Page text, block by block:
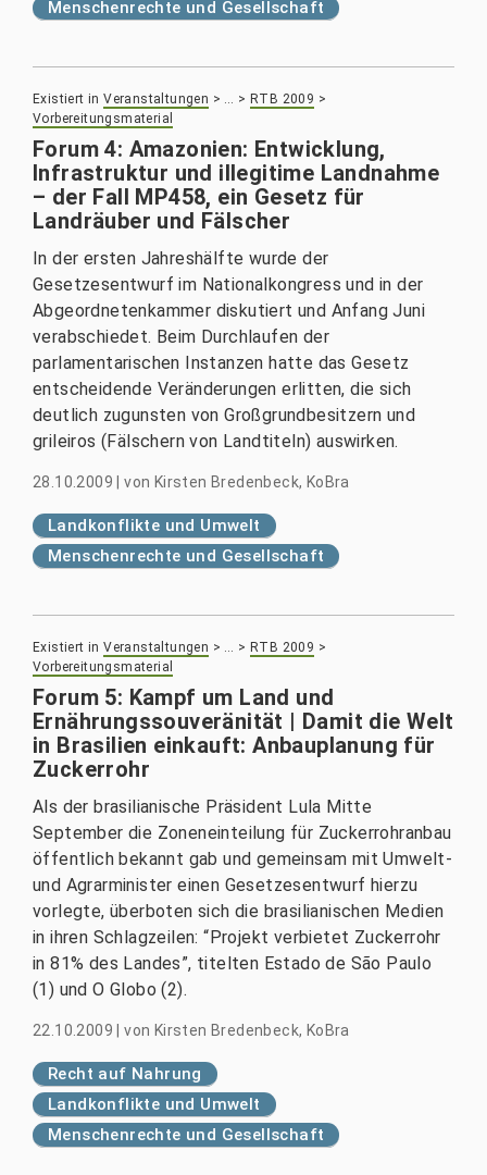
Menschenrechte und Gesellschaft
Existiert in Veranstaltungen > … > RTB 2009 >
Vorbereitungsmaterial
Forum 4: Amazonien: Entwicklung,
Infrastruktur und illegitime Landnahme
– der Fall MP458, ein Gesetz für
Landräuber und Fälscher
In der ersten Jahreshälfte wurde der
Gesetzesentwurf im Nationalkongress und in der
Abgeordnetenkammer diskutiert und Anfang Juni
verabschiedet. Beim Durchlaufen der
parlamentarischen Instanzen hatte das Gesetz
entscheidende Veränderungen erlitten, die sich
deutlich zugunsten von Großgrundbesitzern und
grileiros (Fälschern von Landtiteln) auswirken.
28.10.2009 |von Kirsten Bredenbeck, KoBra
Landkonflikte und Umwelt
Menschenrechte und Gesellschaft
Existiert in Veranstaltungen > … > RTB 2009 >
Vorbereitungsmaterial
Forum 5: Kampf um Land und
Ernährungssouveränität | Damit die Welt
in Brasilien einkauft: Anbauplanung für
Zuckerrohr
Als der brasilianische Präsident Lula Mitte
September die Zoneneinteilung für Zuckerrohranbau
öffentlich bekannt gab und gemeinsam mit Umwelt-
und Agrarminister einen Gesetzesentwurf hierzu
vorlegte, überboten sich die brasilianischen Medien
in ihren Schlagzeilen: “Projekt verbietet Zuckerrohr
in 81% des Landes”, titelten Estado de São Paulo
(1) und O Globo (2).
22.10.2009 |von Kirsten Bredenbeck, KoBra
Recht auf Nahrung
Landkonflikte und Umwelt
Menschenrechte und Gesellschaft